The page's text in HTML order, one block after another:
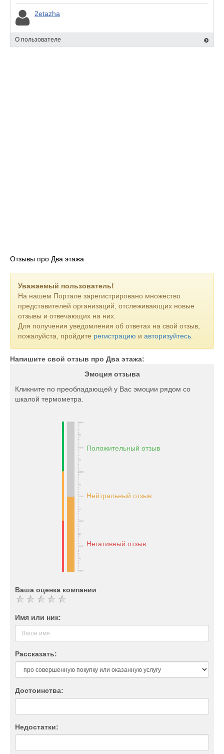
2etazha
О пользователе
Отзывы про Два этажа
Уважаемый пользователь!
На нашем Портале зарегистрировано множество
представителей организаций, отслеживающих новые
отзывы и отвечающих на них.
Для получения уведомления об ответах на свой отзыв,
пожалуйста, пройдите регистрацию и авторизуйтесь
Напишите свой отзыв про Два этажа:
Эмоция отзыва
Кликните по преобладающей у Вас эмоции рядом со
шкалой термометра.
Положительный отзыв
Нейтральный отзыв
Негативный отзыв
Ваша оценка компании
Имя или ник:
Рассказать:
Достоинства:
Недостатки: